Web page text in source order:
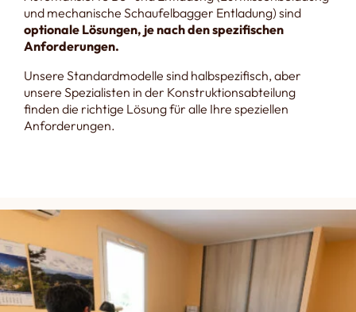
und mechanische Schaufelbagger Entladung) sind
optionale Lösungen, je nach den spezifischen
Anforderungen.
Unsere Standardmodelle sind halbspezifisch, aber
unsere Spezialisten in der Konstruktionsabteilung
finden die richtige Lösung für alle Ihre speziellen
Anforderungen.